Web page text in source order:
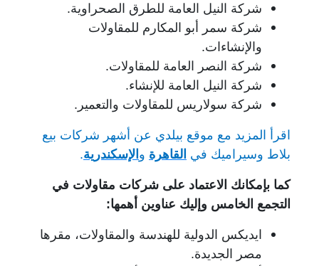
شركة النيل العامة للطرق الصحراوية.
شركة سمر أبو المكارم للمقاولات
والإنشاءات.
شركة النصر العامة للمقاولات.
شركة النيل العامة للإنشاء.
شركة سولاريس للمقاولات والتعمير.
اقرأ المزيد مع موقع بيلدي عن أشهر شركات بيع
بلاط وسيراميك في القاهرة و الإسكندرية.
كما بإمكانك الاعتماد على شركات مقاولات في
التجمع الخامس وإليك عناوين أهمها:
ايديكس الدولية للهندسة والمقاولات، مقرها
مصر الجديدة.